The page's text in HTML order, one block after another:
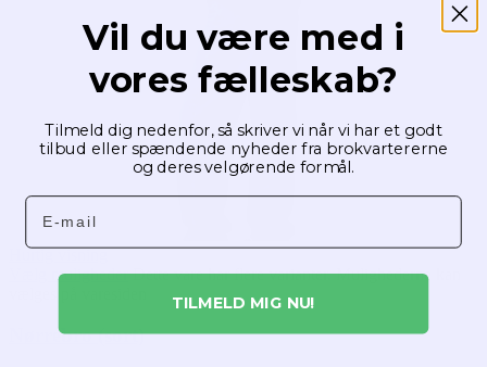
Hurtig visning
Vælg muligheder Dette vare har flere varianter. Mulighederne kan
Nørrebro (sort)
Vil du være med i
vores fælleskab?
Tilmeld dig nedenfor, så skriver vi når vi har et godt
tilbud eller spændende nyheder fra brokvartererne
og deres velgørende formål.
Email
TILMELD MIG NU!